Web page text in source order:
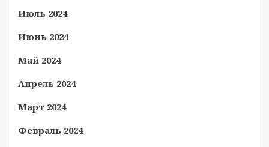
Июль 2024
Июнь 2024
Май 2024
Апрель 2024
Март 2024
Февраль 2024